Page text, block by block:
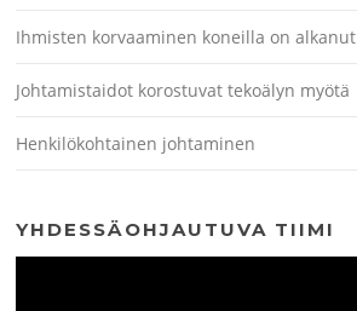
Ihmisten korvaaminen koneilla on alkanut
Johtamistaidot korostuvat tekoälyn myötä
Henkilökohtainen johtaminen
YHDESSÄOHJAUTUVA TIIMI